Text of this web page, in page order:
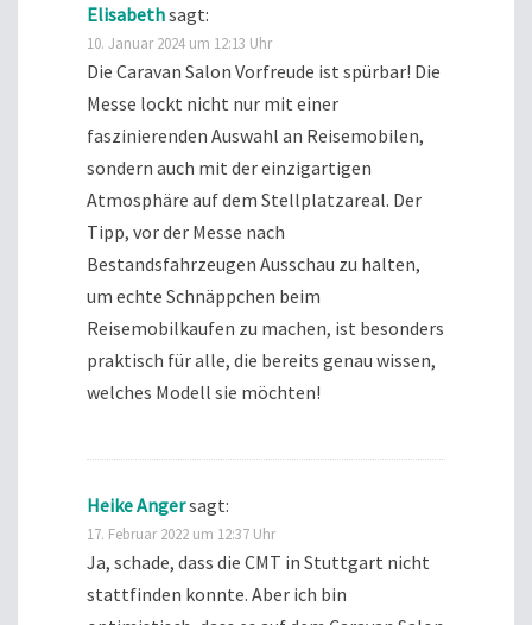
Elisabethsagt:
10. Januar 2024 um 12:13 Uhr
Die Caravan Salon Vorfreude ist spürbar! Die
Messe lockt nicht nur mit einer
faszinierenden Auswahl an Reisemobilen,
sondern auch mit der einzigartigen
Atmosphäre auf dem Stellplatzareal. Der
Tipp, vor der Messe nach
Bestandsfahrzeugen Ausschau zu halten,
um echte Schnäppchen beim
Reisemobilkaufen zu machen, ist besonders
praktisch für alle, die bereits genau wissen,
welches Modell sie möchten!
Heike Angersagt:
17. Februar 2022 um 12:37 Uhr
Ja, schade, dass die CMT in Stuttgart nicht
stattfinden konnte. Aber ich bin